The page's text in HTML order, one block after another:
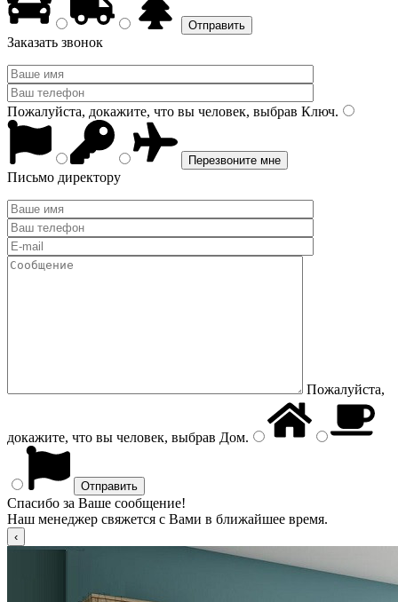
Заказать звонок
Пожалуйста, докажите, что вы человек, выбрав Ключ.
Письмо директору
Пожалуйста,
докажите, что вы человек, выбрав Дом.
Спасибо за Ваше сообщение!
Наш менеджер свяжется с Вами в ближайшее время.